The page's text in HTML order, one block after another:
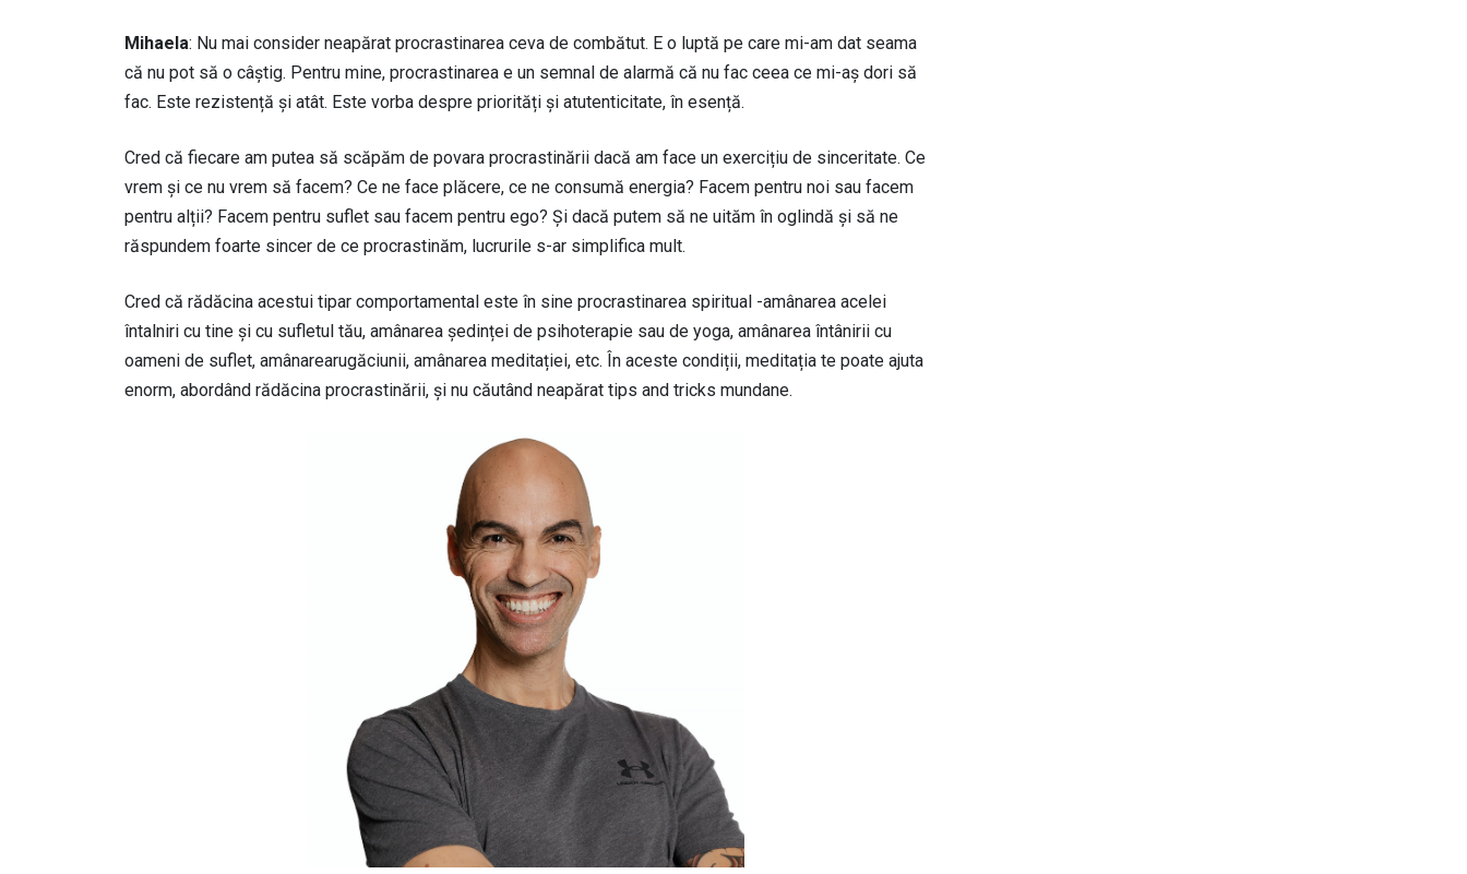
Mihaela: Nu mai consider neapărat procrastinarea ceva de combătut. E o luptă pe care mi-am dat seama
că nu pot să o câștig. Pentru mine, procrastinarea e un semnal de alarmă că nu fac ceea ce mi-aș dori să
fac. Este rezistență și atât. Este vorba despre priorități și atutenticitate, în esență.
Cred că fiecare am putea să scăpăm de povara procrastinării dacă am face un exercițiu de sinceritate. Ce
vrem și ce nu vrem să facem? Ce ne face plăcere, ce ne consumă energia? Facem pentru noi sau facem
pentru alții? Facem pentru suflet sau facem pentru ego? Și dacă putem să ne uităm în oglindă și să ne
răspundem foarte sincer de ce procrastinăm, lucrurile s-ar simplifica mult.
Cred că rădăcina acestui tipar comportamental este în sine procrastinarea spiritual -amânarea acelei
întalniri cu tine și cu sufletul tău, amânarea ședinței de psihoterapie sau de yoga, amânarea întânirii cu
oameni de suflet, amânarearugăciunii, amânarea meditației, etc. În aceste condiții, meditația te poate ajuta
enorm, abordând rădăcina procrastinării, și nu căutând neapărat tips and tricks mundane.